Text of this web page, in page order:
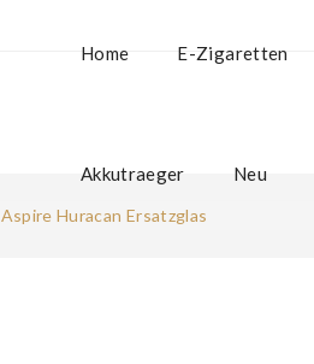
Home E-Zigaretten
Akkutraeger Neu
Aspire Huracan Ersatzglas